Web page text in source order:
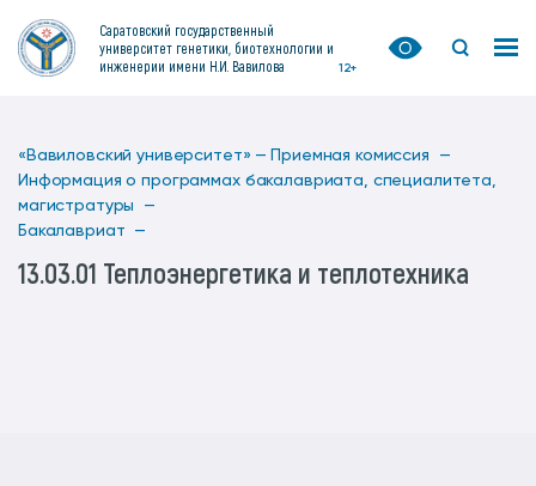
Саратовский государственный
университет генетики, биотехнологии и
инженерии имени Н.И. Вавилова
12+
«Вавиловский университет» — Приемная комиссия —
Информация о программах бакалавриата, специалитета,
магистратуры —
Бакалавриат —
13.03.01 Теплоэнергетика и теплотехника